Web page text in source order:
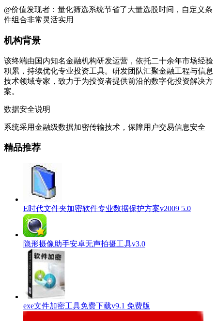
@价值发现者：量化筛选系统节省了大量选股时间，自定义条
件组合非常灵活实用
机构背景
该终端由国内知名金融机构研发运营，依托二十余年市场经验
积累，持续优化专业投资工具。研发团队汇聚金融工程与信息
技术领域专家，致力于为投资者提供前沿的数字化投资解决方
案。
数据安全说明
系统采用金融级数据加密传输技术，保障用户交易信息安全
精品推荐
E时代文件夹加密软件专业数据保护方案v2009 5.0
隐形摄像助手安卓无声拍摄工具v3.0
exe文件加密工具免费下载v9.1 免费版